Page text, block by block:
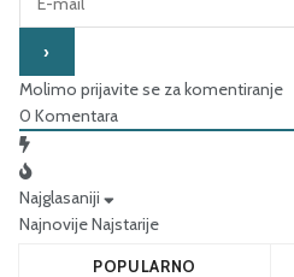
Molimo prijavite se za komentiranje
0 Komentara
Najglasaniji
NajnovijeNajstarije
POPULARNO